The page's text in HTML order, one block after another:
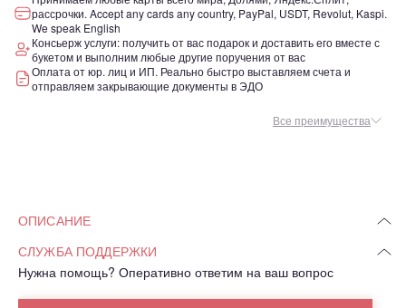
рассрочки. Accept any cards any country, PayPal, USDT, Revolut, Kaspi.
We speak English
Консьерж услуги: получить от вас подарок и доставить его вместе с
букетом и выполним любые другие поручения от вас
Оплата от юр. лиц и ИП. Реально быстро выставляем счета и
отправляем закрывающие документы в ЭДО
Все преимущества
ОПИСАНИЕ
СЛУЖБА ПОДДЕРЖКИ
Нужна помощь? Оперативно ответим на ваш вопрос